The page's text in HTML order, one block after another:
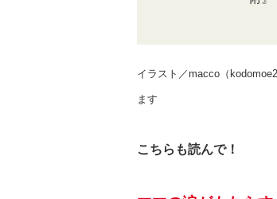
イラスト／macco（
ます
こちらも読んで！